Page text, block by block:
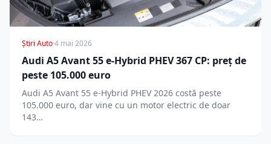
Știri Auto·4 mai 2026
Audi A5 Avant 55 e-Hybrid PHEV 367 CP: preț de
peste 105.000 euro
Audi A5 Avant 55 e-Hybrid PHEV 2026 costă peste
105.000 euro, dar vine cu un motor electric de doar
143…